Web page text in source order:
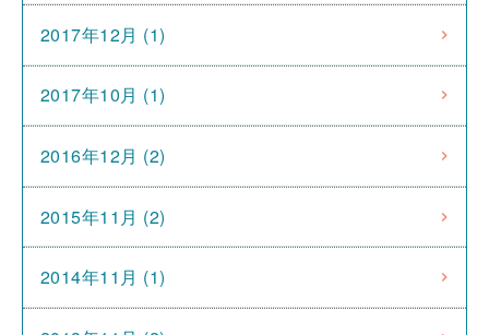
2017年12月 (1)
2017年10月 (1)
2016年12月 (2)
2015年11月 (2)
2014年11月 (1)